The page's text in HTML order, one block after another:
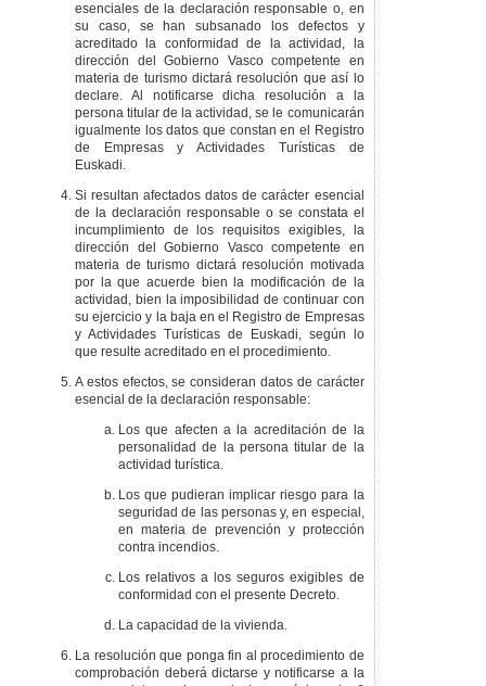
esenciales de la declaración responsable o, en
su caso, se han subsanado los defectos y
acreditado la conformidad de la actividad, la
dirección del Gobierno Vasco competente en
materia de turismo dictará resolución que así lo
declare. Al notificarse dicha resolución a la
persona titular de la actividad, se le comunicarán
igualmente los datos que constan en el Registro
de Empresas y Actividades Turísticas de
Euskadi.
Si resultan afectados datos de carácter esencial
de la declaración responsable o se constata el
incumplimiento de los requisitos exigibles, la
dirección del Gobierno Vasco competente en
materia de turismo dictará resolución motivada
por la que acuerde bien la modificación de la
actividad, bien la imposibilidad de continuar con
su ejercicio y la baja en el Registro de Empresas
y Actividades Turísticas de Euskadi, según lo
que resulte acreditado en el procedimiento.
A estos efectos, se consideran datos de carácter
esencial de la declaración responsable:
Los que afecten a la acreditación de la
personalidad de la persona titular de la
actividad turística.
Los que pudieran implicar riesgo para la
seguridad de las personas y, en especial,
en materia de prevención y protección
contra incendios.
Los relativos a los seguros exigibles de
conformidad con el presente Decreto.
La capacidad de la vivienda.
La resolución que ponga fin al procedimiento de
comprobación deberá dictarse y notificarse a la